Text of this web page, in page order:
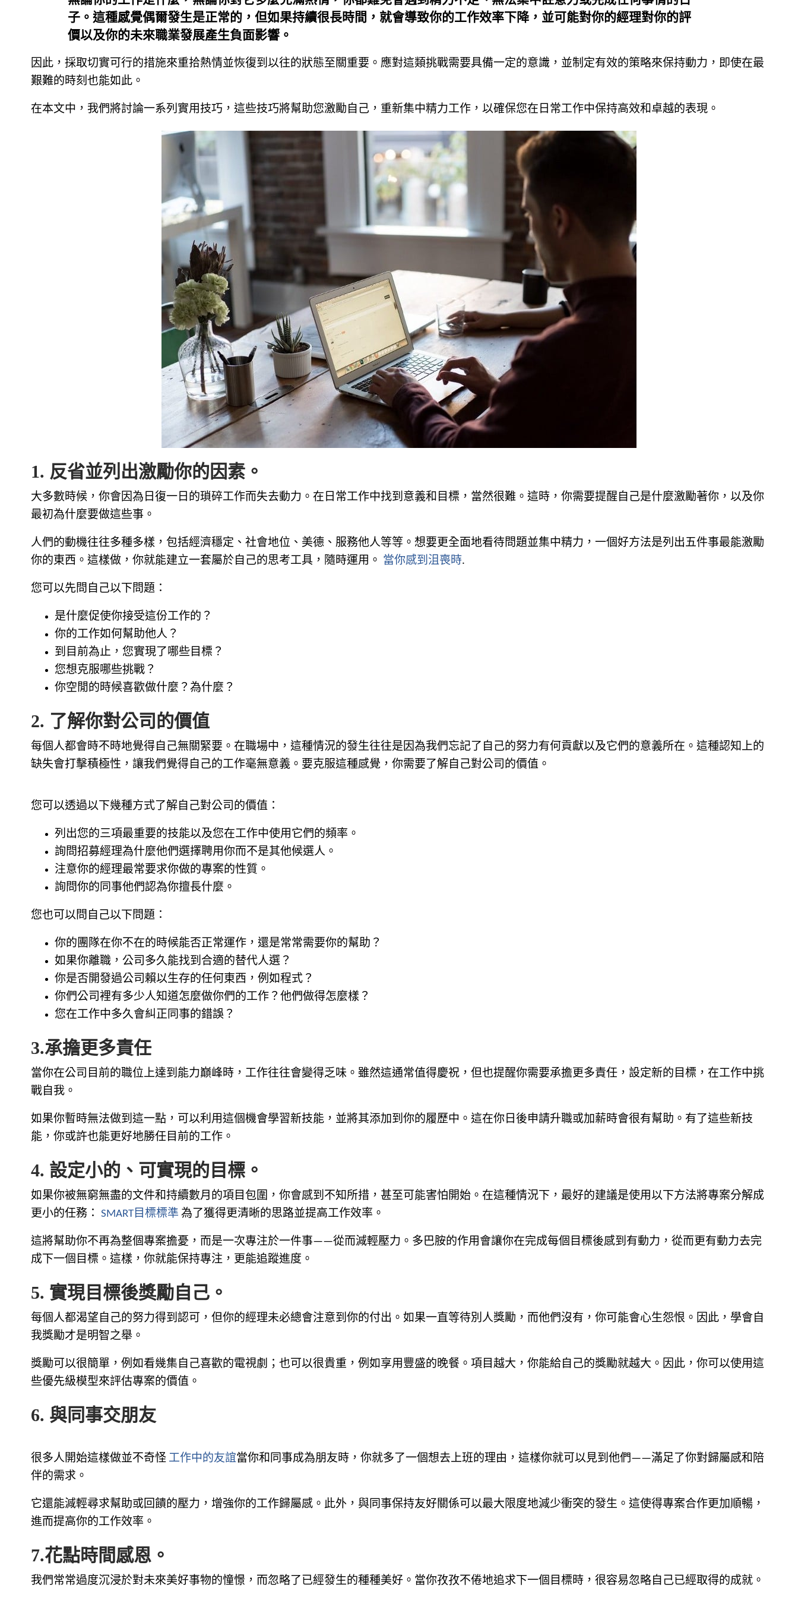
子。這種感覺偶爾發生是正常的，但如果持續很長時間，就會導致你的工作效率下降，並可能對你的經理對你的評
價以及你的未來職業發展產生負面影響。
因此，採取切實可行的措施來重拾熱情並恢復到以往的狀態至關重要。應對這類挑戰需要具備一定的意識，並制定有效的策略來保持動力，即使在最
艱難的時刻也能如此。
在本文中，我們將討論一系列實用技巧，這些技巧將幫助您激勵自己，重新集中精力工作，以確保您在日常工作中保持高效和卓越的表現。
1. 反省並列出激勵你的因素。
大多數時候，你會因為日復一日的瑣碎工作而失去動力。在日常工作中找到意義和目標，當然很難。這時，你需要提醒自己是什麼激勵著你，以及你
最初為什麼要做這些事。
人們的動機往往多種多樣，包括經濟穩定、社會地位、美德、服務他人等等。想要更全面地看待問題並集中精力，一個好方法是列出五件事最能激勵
你的東西。這樣做，你就能建立一套屬於自己的思考工具，隨時運用。 當你感到沮喪時.
您可以先問自己以下問題：
是什麼促使你接受這份工作的？
你的工作如何幫助他人？
到目前為止，您實現了哪些目標？
您想克服哪些挑戰？
你空閒的時候喜歡做什麼？為什麼？
2. 了解你對公司的價值
每個人都會時不時地覺得自己無關緊要。在職場中，這種情況的發生往往是因為我們忘記了自己的努力有何貢獻以及它們的意義所在。這種認知上的
缺失會打擊積極性，讓我們覺得自己的工作毫無意義。要克服這種感覺，你需要了解自己對公司的價值。
您可以透過以下幾種方式了解自己對公司的價值：
列出您的三項最重要的技能以及您在工作中使用它們的頻率。
詢問招募經理為什麼他們選擇聘用你而不是其他候選人。
注意你的經理最常要求你做的專案的性質。
詢問你的同事他們認為你擅長什麼。
您也可以問自己以下問題：
你的團隊在你不在的時候能否正常運作，還是常常需要你的幫助？
如果你離職，公司多久能找到合適的替代人選？
你是否開發過公司賴以生存的任何東西，例如程式？
你們公司裡有多少人知道怎麼做你們的工作？他們做得怎麼樣？
您在工作中多久會糾正同事的錯誤？
3.承擔更多責任
當你在公司目前的職位上達到能力巔峰時，工作往往會變得乏味。雖然這通常值得慶祝，但也提醒你需要承擔更多責任，設定新的目標，在工作中挑
戰自我。
如果你暫時無法做到這一點，可以利用這個機會學習新技能，並將其添加到你的履歷中。這在你日後申請升職或加薪時會很有幫助。有了這些新技
能，你或許也能更好地勝任目前的工作。
4. 設定小的、可實現的目標。
如果你被無窮無盡的文件和持續數月的項目包圍，你會感到不知所措，甚至可能害怕開始。在這種情況下，最好的建議是使用以下方法將專案分解成
更小的任務： SMART目標標準 為了獲得更清晰的思路並提高工作效率。
這將幫助你不再為整個專案擔憂，而是一次專注於一件事——從而減輕壓力。多巴胺的作用會讓你在完成每個目標後感到有動力，從而更有動力去完
成下一個目標。這樣，你就能保持專注，更能追蹤進度。
5. 實現目標後獎勵自己。
每個人都渴望自己的努力得到認可，但你的經理未必總會注意到你的付出。如果一直等待別人獎勵，而他們沒有，你可能會心生怨恨。因此，學會自
我獎勵才是明智之舉。
獎勵可以很簡單，例如看幾集自己喜歡的電視劇；也可以很貴重，例如享用豐盛的晚餐。項目越大，你能給自己的獎勵就越大。因此，你可以使用這
些優先級模型來評估專案的價值。
6. 與同事交朋友
很多人開始這樣做並不奇怪 工作中的友誼當你和同事成為朋友時，你就多了一個想去上班的理由，這樣你就可以見到他們——滿足了你對歸屬感和陪
伴的需求。
它還能減輕尋求幫助或回饋的壓力，增強你的工作歸屬感。此外，與同事保持友好關係可以最大限度地減少衝突的發生。這使得專案合作更加順暢，
進而提高你的工作效率。
7.花點時間感恩。
我們常常過度沉浸於對未來美好事物的憧憬，而忽略了已經發生的種種美好。當你孜孜不倦地追求下一個目標時，很容易忽略自己已經取得的成就。